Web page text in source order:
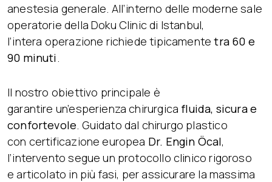
anestesia generale. All’interno delle moderne sale
operatorie della Doku Clinic di Istanbul,
l’intera operazione richiede tipicamentetra 60 e
90 minuti
Il nostro obiettivo principale è
garantire un’esperienza chirurgica fluida, sicura e
confortevole . Guidato dal chirurgo plastico
con certificazione europea Dr. Engin Öcal,
l’intervento segue un protocollo clinico rigoroso
e articolato in più fasi, per assicurare la massima